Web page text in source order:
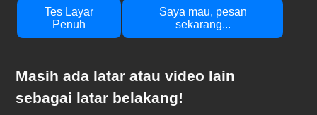
Tes Layar
Penuh
Saya mau, pesan
sekarang...
Masih ada latar atau video lain
sebagai latar belakang!